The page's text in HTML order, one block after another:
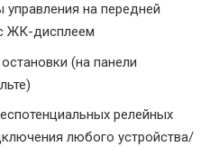
на передней
ЖК-дисплеем
(на панели
релейных
любого устройства/